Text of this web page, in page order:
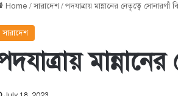
Home /সারাদেশ/পদযাত্রায় মান্নানের নেতৃত্বে সোনারগাঁ
সারাদেশ